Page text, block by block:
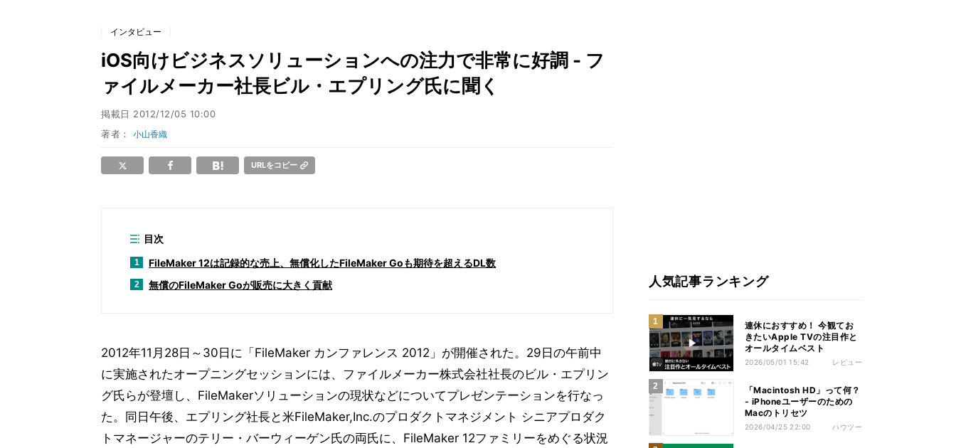
インタビュー
iOS向けビジネスソリューションへの注力で非常に好調 - フ
ァイルメーカー社長ビル・エプリング氏に聞く
掲載日 2012/12/05 10:00
著者：小山香織
URLをコピー
目次
1 FileMaker 12は記録的な売上、無償化したFileMaker Goも期待を超えるDL数
2 無償のFileMaker Goが販売に大きく貢献
2012年11月28日～30日に「FileMaker カンファレンス 2012」が開催された。29日の午前中
に実施されたオープニングセッションには、ファイルメーカー株式会社社長のビル・エプリン
グ氏らが登壇し、FileMakerソリューションの現状などについてプレゼンテーションを行なっ
た。同日午後、エプリング社長と米FileMaker,Inc.のプロダクトマネジメント シニアプロダク
トマネージャーのテリー・バーウィーゲン氏の両氏に、FileMaker 12ファミリーをめぐる状況
人気記事ランキング
連休におすすめ！ 今観てお
きたいApple TVの注目作と
オールタイムベスト
2026/05/01 15:42 レビュー
「Macintosh HD」って何？
- iPhoneユーザーのための
Macのトリセツ
2026/04/25 22:00 ハウツー